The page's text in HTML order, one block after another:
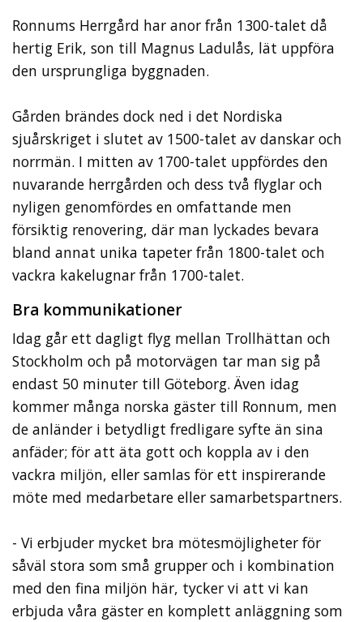
Ronnums Herrgård har anor från 1300-talet då
hertig Erik, son till Magnus Ladulås, lät uppföra
den ursprungliga byggnaden.
Gården brändes dock ned i det Nordiska
sjuårskriget i slutet av 1500-talet av danskar och
norrmän. I mitten av 1700-talet uppfördes den
nuvarande herrgården och dess två flyglar och
nyligen genomfördes en omfattande men
försiktig renovering, där man lyckades bevara
bland annat unika tapeter från 1800-talet och
vackra kakelugnar från 1700-talet.
Bra kommunikationer
Idag går ett dagligt flyg mellan Trollhättan och
Stockholm och på motorvägen tar man sig på
endast 50 minuter till Göteborg. Även idag
kommer många norska gäster till Ronnum, men
de anländer i betydligt fredligare syfte än sina
anfäder; för att äta gott och koppla av i den
vackra miljön, eller samlas för ett inspirerande
möte med medarbetare eller samarbetspartners.
- Vi erbjuder mycket bra mötesmöjligheter för
såväl stora som små grupper och i kombination
med den fina miljön här, tycker vi att vi kan
erbjuda våra gäster en komplett anläggning som